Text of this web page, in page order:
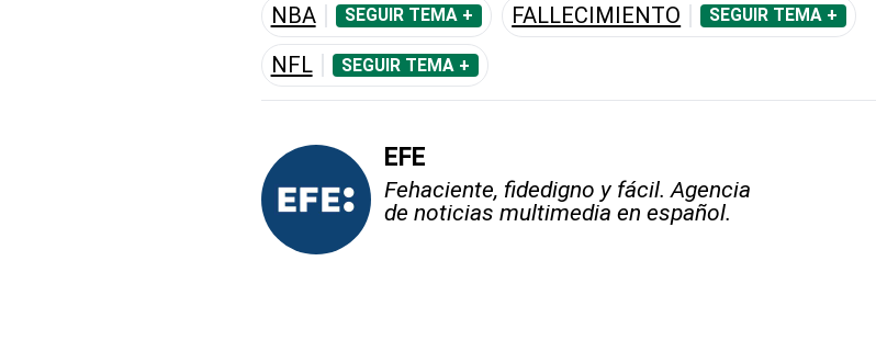
NBA SEGUIR TEMA + FALLECIMIENTO SEGUIR TEMA +
NFL SEGUIR TEMA +
EFE
Fehaciente, fidedigno y fácil. Agencia
de noticias multimedia en español.